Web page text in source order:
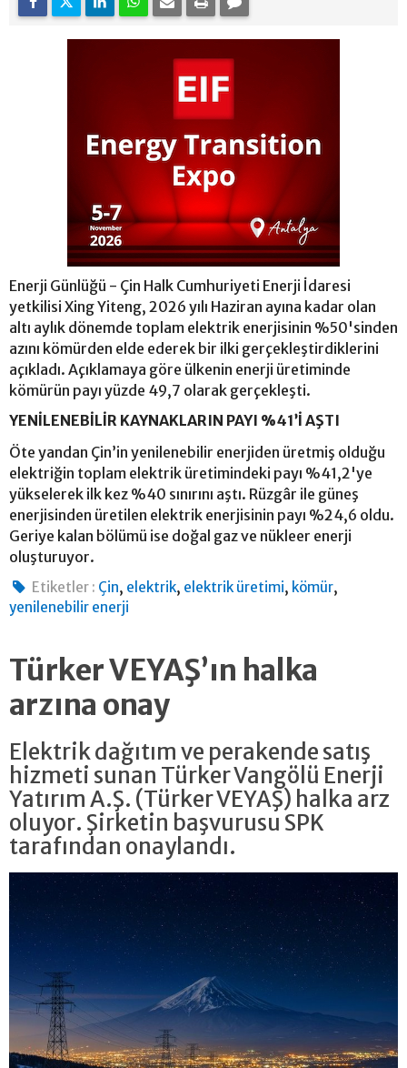
Enerji Günlüğü - Çin Halk Cumhuriyeti Enerji İdaresi
yetkilisi Xing Yiteng, 2026 yılı Haziran ayına kadar olan
altı aylık dönemde toplam elektrik enerjisinin %50'sinden
azını kömürden elde ederek bir ilki gerçekleştirdiklerini
açıkladı. Açıklamaya göre ülkenin enerji üretiminde
kömürün payı yüzde 49,7 olarak gerçekleşti.
YENİLENEBİLİR KAYNAKLARIN PAYI %41’İ AŞTI
Öte yandan Çin’in yenilenebilir enerjiden üretmiş olduğu
elektriğin toplam elektrik üretimindeki payı %41,2'ye
yükselerek ilk kez %40 sınırını aştı. Rüzgâr ile güneş
enerjisinden üretilen elektrik enerjisinin payı %24,6 oldu.
Geriye kalan bölümü ise doğal gaz ve nükleer enerji
oluşturuyor.
Etiketler : Çin, elektrik, elektrik üretimi, kömür,
yenilenebilir enerji
Türker VEYAŞ’ın halka
arzına onay
Elektrik dağıtım ve perakende satış
hizmeti sunan Türker Vangölü Enerji
Yatırım A.Ş. (Türker VEYAŞ) halka arz
oluyor. Şirketin başvurusu SPK
tarafından onaylandı.